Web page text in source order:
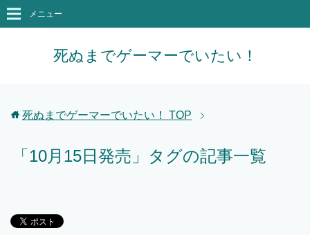
死ぬまでゲーマーでいたい！
メニュー
死ぬまでゲーマーでいたい！ TOP
「10月15日発売」タグの記事一覧